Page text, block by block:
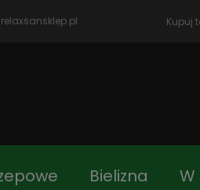
Kupuj
Bielizna W